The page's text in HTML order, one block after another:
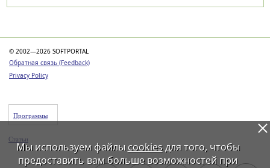
© 2002—2026 SOFTPORTAL
Обратная связь (Feedback)
Privacy Policy
Программы
Статьи
Мы используем файлы cookiesдля того, чтобы
предоставить вам больше возможностей при